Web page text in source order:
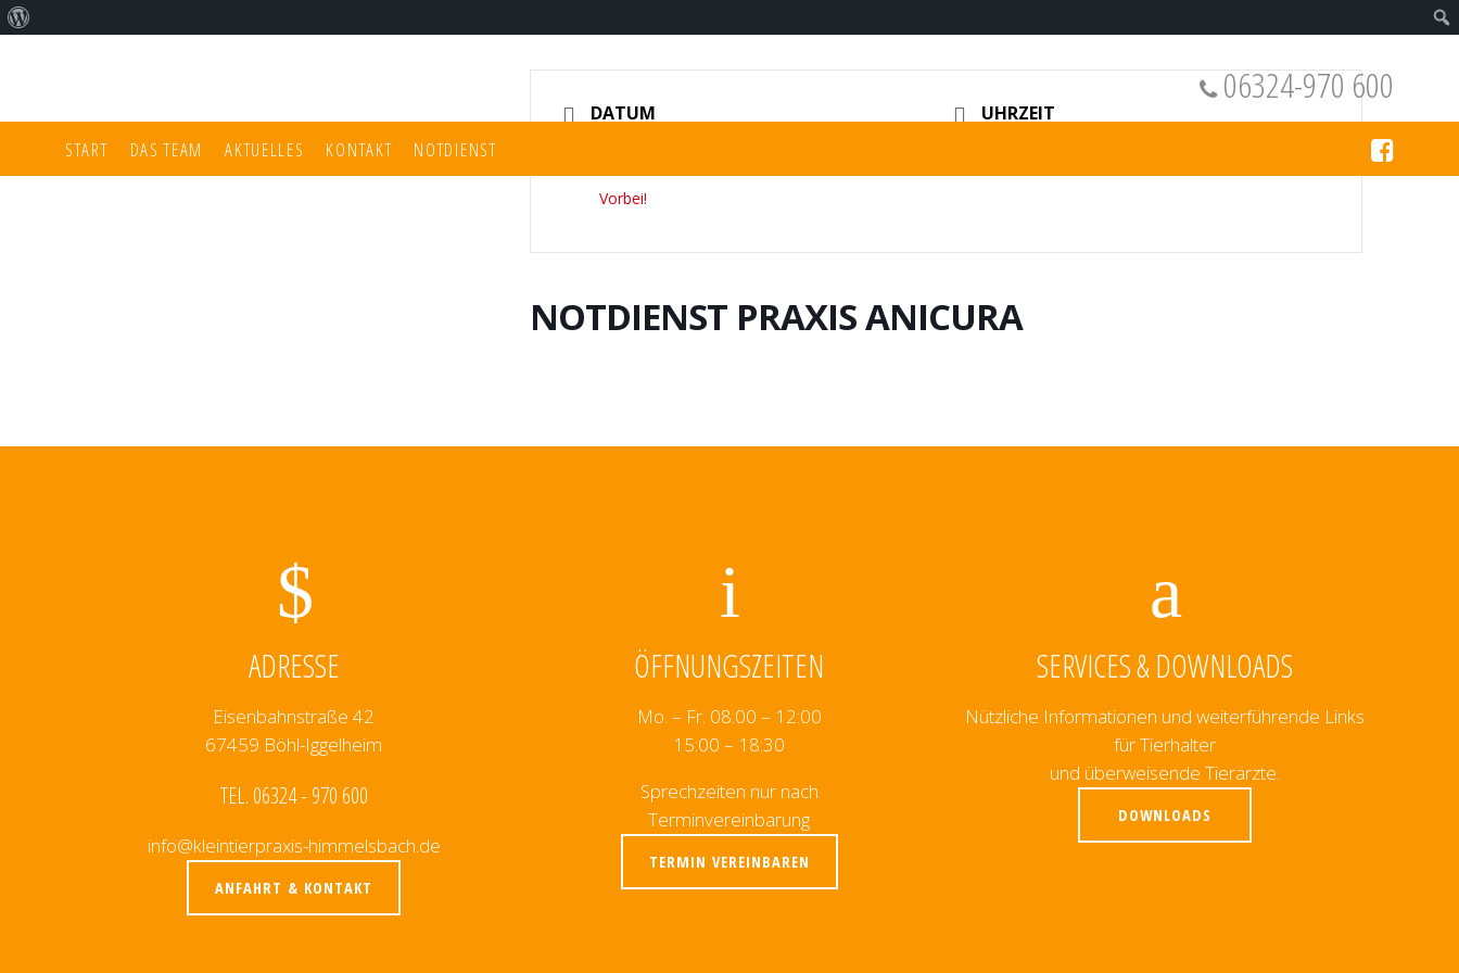
06324-970 600
START DAS TEAM AKTUELLES KONTAKT NOTDIENST
DATUM
Vorbei!
UHRZEIT
NOTDIENST PRAXIS ANICURA
ADRESSE
Eisenbahnstraße 42
67459 Böhl-Iggelheim
TEL. 06324 - 970 600
info@kleintierpraxis-himmelsbach.de
ANFAHRT & KONTAKT
ÖFFNUNGSZEITEN
Mo. – Fr. 08:00 – 12:00
15:00 – 18:30
Sprechzeiten nur nach
Terminvereinbarung
TERMIN VEREINBAREN
SERVICES & DOWNLOADS
Nützliche Informationen und weiterführende Links
für Tierhalter
und überweisende Tierärzte.
DOWNLOADS